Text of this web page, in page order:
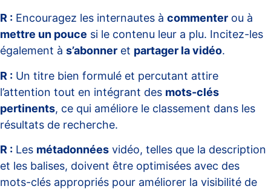
R : Encouragez les internautes à commenter ou à
mettre un pouce si le contenu leur a plu. Incitez-les
également à s’abonner et partager la vidéo.
R : Un titre bien formulé et percutant attire
l’attention tout en intégrant des mots-clés
pertinents, ce qui améliore le classement dans les
résultats de recherche.
R : Les métadonnées vidéo, telles que la description
et les balises, doivent être optimisées avec des
mots-clés appropriés pour améliorer la visibilité de